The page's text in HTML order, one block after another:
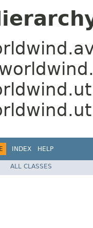
INDEX HELP
ALL CLASSES